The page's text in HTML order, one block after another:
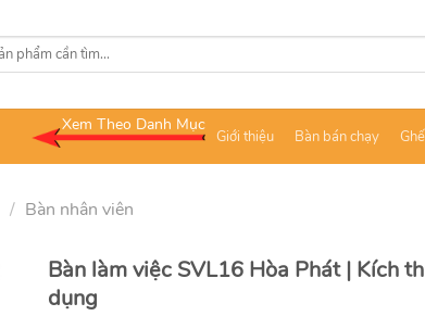
Xem Theo Danh Mục
Giới thiệu Bàn bán chạy
/ Bàn nhân viên
Bàn làm việc SVL16 Hòa Phát | Kích
dụng